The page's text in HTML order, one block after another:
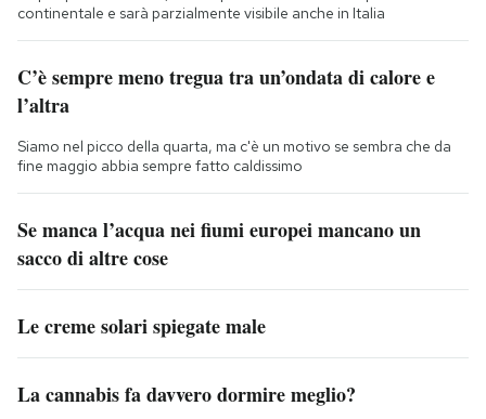
continentale e sarà parzialmente visibile anche in Italia
C’è sempre meno tregua tra un’ondata di calore e
l’altra
Siamo nel picco della quarta, ma c'è un motivo se sembra che da
fine maggio abbia sempre fatto caldissimo
Se manca l’acqua nei fiumi europei mancano un
sacco di altre cose
Le creme solari spiegate male
La cannabis fa davvero dormire meglio?